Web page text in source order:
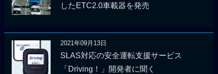
したETC2.0車載器を発売
2021年09月13日
SLAS対応の安全運転支援サービス
「Driving！」開発者に聞く